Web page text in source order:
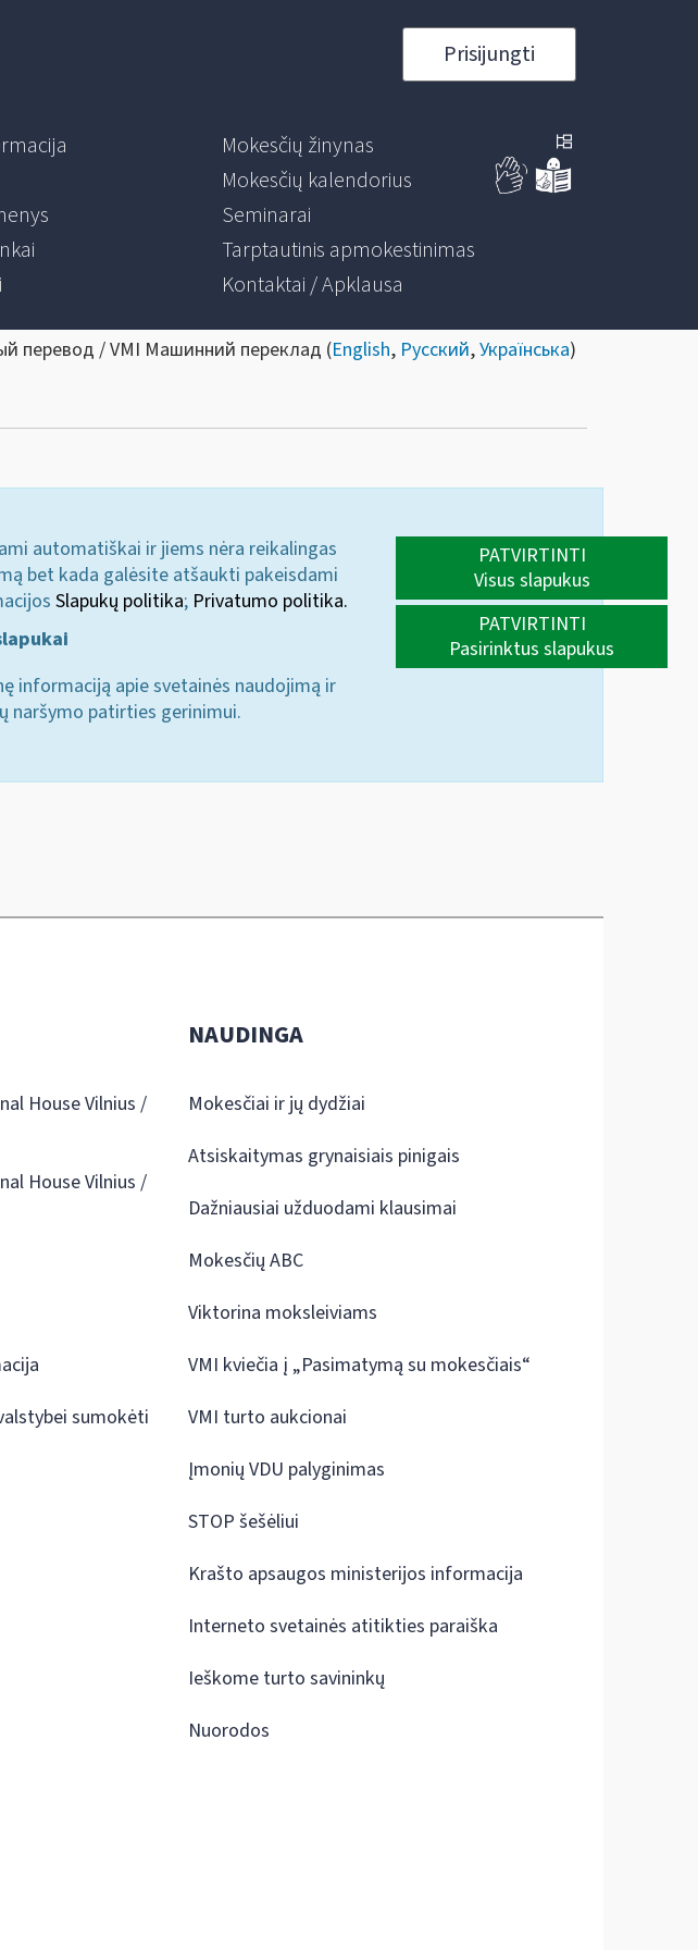
Prisijungti
Mokesčių žinynas
Mokesčių kalendorius
Seminarai
Tarptautinis apmokestinimas
Kontaktai / Apklausa
перевод / VMI Машинний переклад (English, Русский,Українська)
automatiškai ir jiems nėra reikalingas
bet kada galėsite atšaukti pakeisdami
Slapukų politika; Privatumo politika.
informaciją apie svetainės naudojimą ir
naršymo patirties gerinimui.
PATVIRTINTI
Visus slapukus
PATVIRTINTI
Pasirinktus slapukus
House Vilnius /
House Vilnius /
sumokėti
NAUDINGA
Mokesčiai ir jų dydžiai
Atsiskaitymas grynaisiais pinigais
Dažniausiai užduodami klausimai
Mokesčių ABC
Viktorina moksleiviams
VMI kviečia į „Pasimatymą su mokesčiais“
VMI turto aukcionai
Įmonių VDU palyginimas
STOP šešėliui
Krašto apsaugos ministerijos informacija
Interneto svetainės atitikties paraiška
Ieškome turto savininkų
Nuorodos